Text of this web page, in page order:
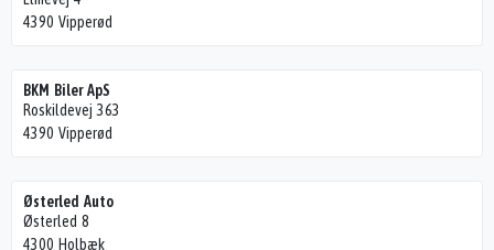
4390 Vipperød
BKM Biler ApS
Roskildevej 363
4390 Vipperød
Østerled Auto
Østerled 8
4300 Holbæk